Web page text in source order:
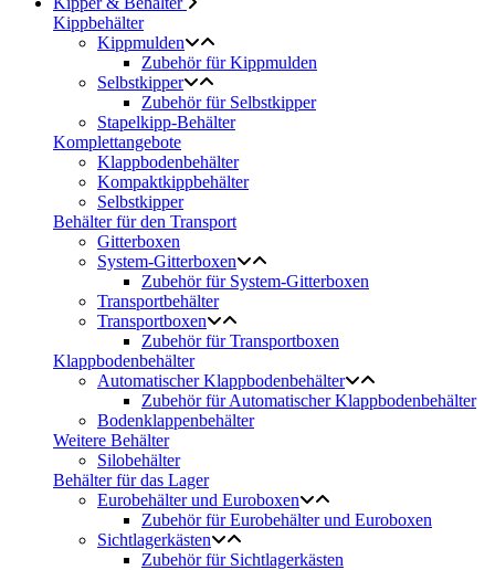
Kippbehälter
Kippmulden
Zubehör für Kippmulden
Selbstkipper
Zubehör für Selbstkipper
Stapelkipp-Behälter
Komplettangebote
Klappbodenbehälter
Kompaktkippbehälter
Selbstkipper
Behälter für den Transport
Gitterboxen
System-Gitterboxen
Zubehör für System-Gitterboxen
Transportbehälter
Transportboxen
Zubehör für Transportboxen
Klappbodenbehälter
Automatischer Klappbodenbehälter
Zubehör für Automatischer Klappbodenbehälter
Bodenklappenbehälter
Weitere Behälter
Silobehälter
Behälter für das Lager
Eurobehälter und Euroboxen
Zubehör für Eurobehälter und Euroboxen
Sichtlagerkästen
Zubehör für Sichtlagerkästen